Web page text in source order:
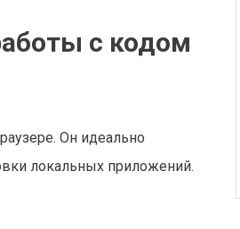
с кодом
Он идеально
локальных приложений.